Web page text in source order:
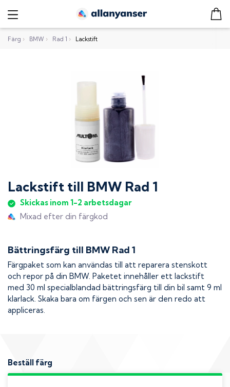
Färg › BMW › Rad 1 › Lackstift
Lackstift till BMW Rad 1
Skickas inom 1-2 arbetsdagar
Mixad efter din färgkod
Bättringsfärg till BMW Rad 1
Färgpaket som kan användas till att reparera stenskott
och repor på din BMW. Paketet innehåller ett lackstift
med 30 ml specialblandad bättringsfärg till din bil samt 9 ml
klarlack. Skaka bara om färgen och sen är den redo att
appliceras.
Beställ färg